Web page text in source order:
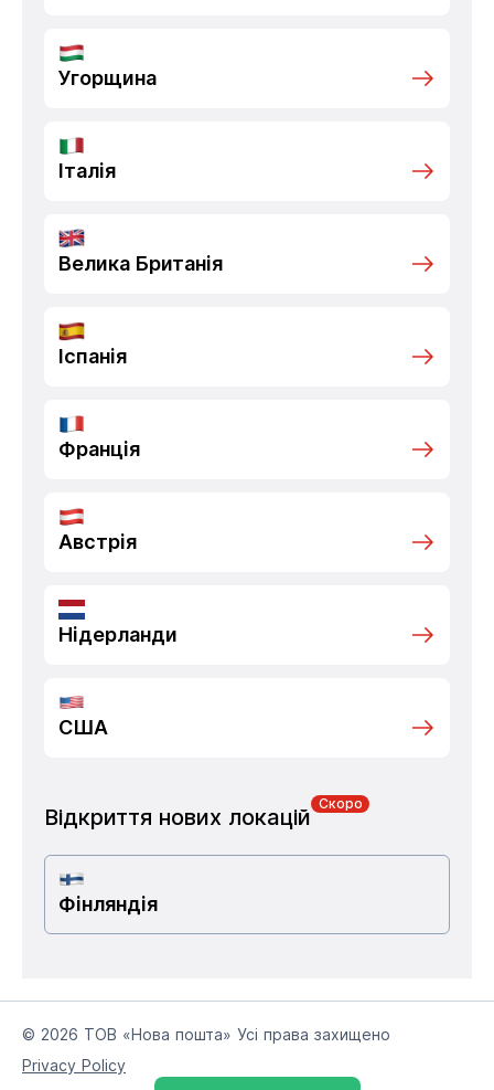
Угорщина
Італія
Велика Британія
Іспанія
Франція
Австрія
Нідерланди
США
Відкриття нових локацій
Скоро
Фінляндія
© 2026 ТОВ «Нова пошта» Усі права захищено
Privacy Policy